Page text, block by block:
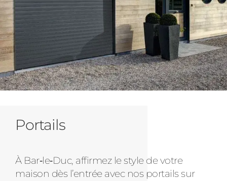
Portails
À Bar‑le‑Duc, affirmez le style de votre
maison dès l’entrée avec nos portails sur